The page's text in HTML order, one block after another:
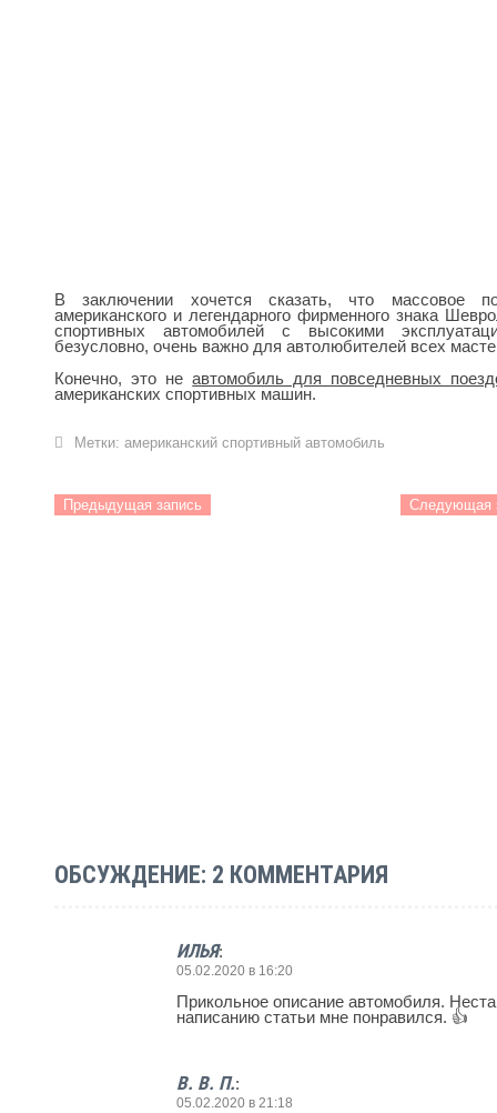
В заключении хочется сказать, что массовое
американского и легендарного фирменного знака
спортивных автомобилей с высокими
безусловно, очень важно для автолюбителей всех
Конечно, это неавтомобиль для повседневных
американских спортивных машин.
Метки: американский спортивный автомобиль
Предыдущая запись Следующая
ОБСУЖДЕНИЕ: 2 КОММЕНТАРИЯ
ИЛЬЯ:
05.02.2020 в 16:20
Прикольное описание автомобиля.
написанию статьи мне понравился. 👍
В. В. П.:
05.02.2020 в 21:18